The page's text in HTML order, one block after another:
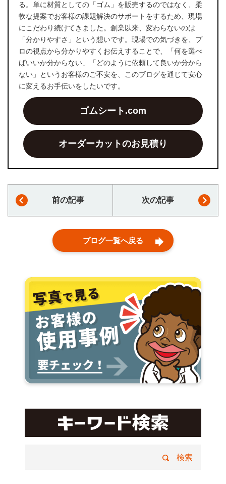
る。単に材質としての「ゴム」を販売するのではなく、柔
軟な提案でお客様の課題解決のサポートをするため、現場
にこだわり続けてきました。創業以来、変わらないのは
「分かりやすさ」という想いです。現場での気づきを、プ
ロの視点から分かりやすくお伝えすることで、「何を選べ
ばいいか分からない」「どのように依頼して良いか分から
ない」というお客様のご不安を、このブログを通じて安心
に変えるお手伝いをしたいです。
ゴムシート.com
オーダーカットのお見積り
前の記事 次の記事
ブログ一覧へ戻る